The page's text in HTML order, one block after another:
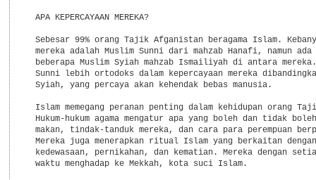
  APA KEPERCAYAAN MEREKA?
Sebesar 99% orang Tajik Afganistan beragama Islam.
mereka adalah Muslim Sunni dari mahzab Hanafi, namun ada
beberapa Muslim Syiah mahzab Ismailiyah di antara
Sunni lebih ortodoks dalam kepercayaan mereka
  Syiah, yang percaya akan kehendak bebas manusia.
Islam memegang peranan penting dalam kehidupan orang
Hukum-hukum agama mengatur apa yang boleh dan tidak
makan, tindak-tanduk mereka, dan cara para perempuan
Mereka juga menerapkan ritual Islam yang berkaitan
kedewasaan, pernikahan, dan kematian. Mereka dengan
  waktu menghadap ke Mekkah, kota suci Islam.